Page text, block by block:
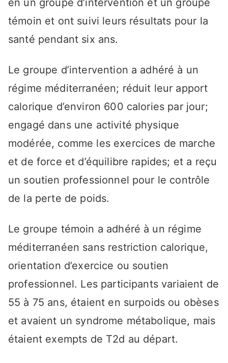
en un groupe d’intervention et un groupe
témoin et ont suivi leurs résultats pour la
santé pendant six ans.
Le groupe d’intervention a adhéré à un
régime méditerranéen; réduit leur apport
calorique d’environ 600 calories par jour;
engagé dans une activité physique
modérée, comme les exercices de marche
et de force et d’équilibre rapides; et a reçu
un soutien professionnel pour le contrôle
de la perte de poids.
Le groupe témoin a adhéré à un régime
méditerranéen sans restriction calorique,
orientation d’exercice ou soutien
professionnel. Les participants variaient de
55 à 75 ans, étaient en surpoids ou obèses
et avaient un syndrome métabolique, mais
étaient exempts de T2d au départ.